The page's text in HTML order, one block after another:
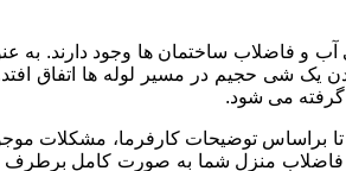
فاضلاب ساختمان ها وجود دارند. به
یک شی حجیم در مسیر لوله ها اتفاق
گرفته می شود.
تا براساس توضیحات کارفرما، مشکلات
فاضلاب منزل شما به صورت کامل